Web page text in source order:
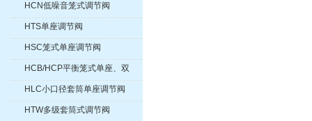
HCN低噪音笼式调节阀
HTS单座调节阀
HSC笼式单座调节阀
HCB/HCP平衡笼式单座、双
座调节阀
HLC小口径套筒单座调节阀
HTW多级套筒式调节阀